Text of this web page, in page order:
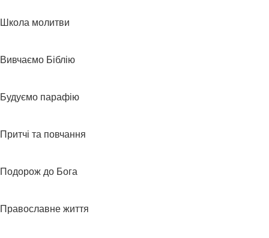
Школа молитви
Вивчаємо Біблію
Будуємо парафію
Притчі та повчання
Подорож до Бога
Православне життя